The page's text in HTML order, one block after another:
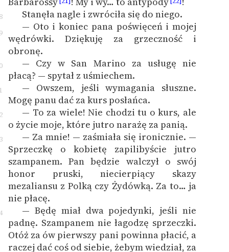
Stanęła nagle i zwróciła się do niego.
— Oto i koniec pana poświęceń i mojej
wędrówki. Dziękuję za grzeczność i
obronę.
— Czy w San Marino za usługę nie
płacą? — spytał z uśmiechem.
— Owszem, jeśli wymagania słuszne.
Mogę panu dać za kurs posłańca.
— To za wiele! Nie chodzi tu o kurs, ale
o życie moje, które jutro narażę za panią.
— Za mnie! — zaśmiała się ironicznie. —
Sprzeczkę o kobietę zapilibyście jutro
szampanem. Pan będzie walczył o swój
honor pruski, niecierpiący skazy
mezaliansu z Polką czy Żydówką. Za to… ja
nie płacę.
— Będę miał dwa pojedynki, jeśli nie
padnę. Szampanem nie łagodzę sprzeczki.
Otóż za ów pierwszy pani powinna płacić, a
raczej dać coś od siebie, żebym wiedział, za